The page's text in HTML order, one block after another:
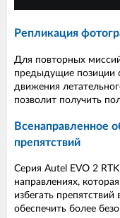
Репликация
Для повторных
предыдущие позиции
движения
позволит получить
Всенаправленное
препятствий
Серия Autel EVO 2
направлениях,
избегать
обеспечить более